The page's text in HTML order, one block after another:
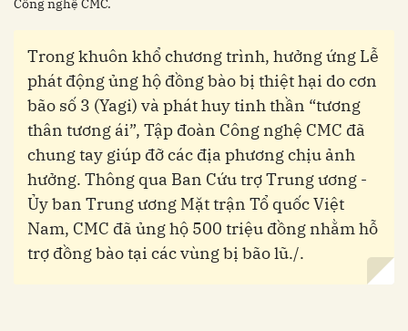
Công nghệ CMC.
Trong khuôn khổ chương trình, hưởng ứng Lễ
phát động ủng hộ đồng bào bị thiệt hại do cơn
bão số 3 (Yagi) và phát huy tinh thần “tương
thân tương ái”, Tập đoàn Công nghệ CMC đã
chung tay giúp đỡ các địa phương chịu ảnh
hưởng. Thông qua Ban Cứu trợ Trung ương -
Ủy ban Trung ương Mặt trận Tổ quốc Việt
Nam, CMC đã ủng hộ 500 triệu đồng nhằm hỗ
trợ đồng bào tại các vùng bị bão lũ./.